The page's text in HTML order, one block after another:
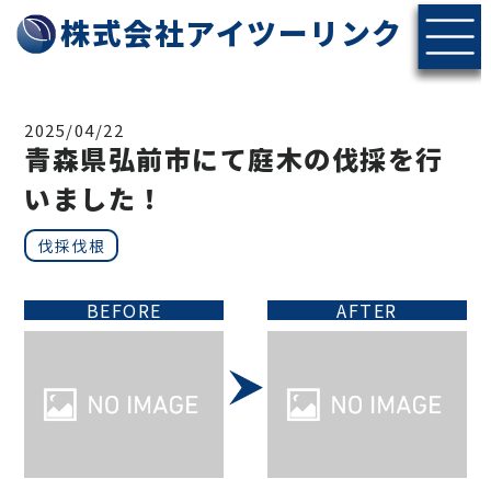
株式会社アイツーリンク
2025/04/22
青森県弘前市にて庭木の伐採を行
いました！
伐採伐根
BEFORE AFTER